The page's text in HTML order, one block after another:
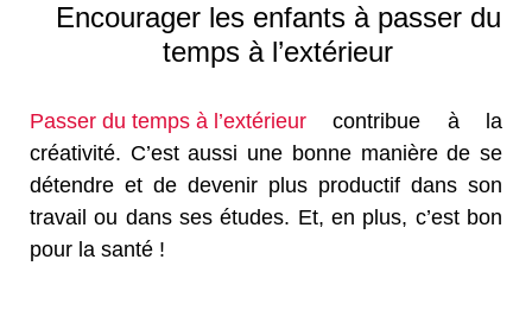
Encourager les enfants à passer du
temps à l’extérieur
Passer du temps à l’extérieur contribue à la
créativité. C’est aussi une bonne manière de se
détendre et de devenir plus productif dans son
travail ou dans ses études. Et, en plus, c’est bon
pour la santé !